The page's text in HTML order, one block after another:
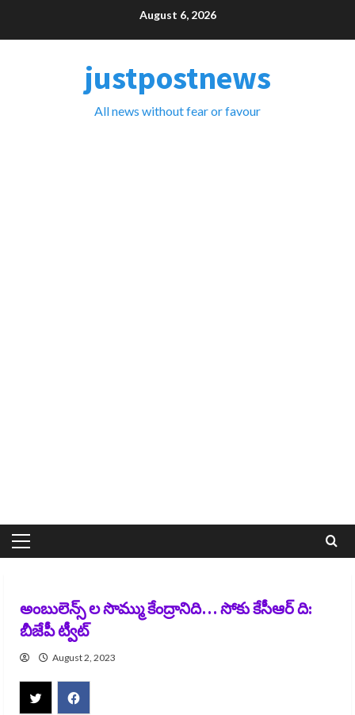
August 6, 2026
justpostnews
All news without fear or favour
Primary
అంబులెన్స్ ల సొమ్ము కేంద్రానిది… సోకు కేసీఆర్ ది:
బీజేపీ ట్వీట్
August 2, 2023